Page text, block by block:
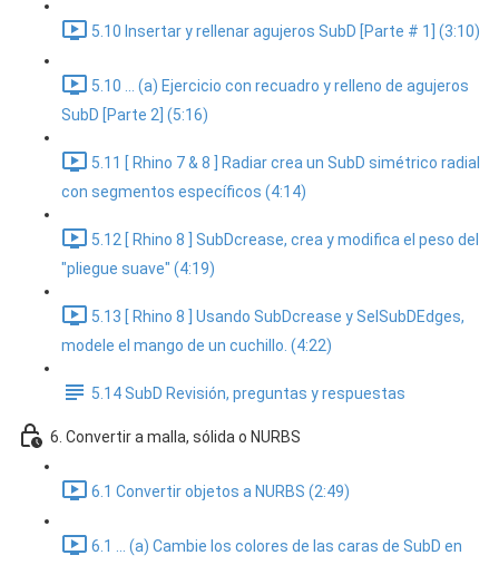
5.10 Insertar y rellenar agujeros SubD [Parte # 1] (3:10)
5.10 ... (a) Ejercicio con recuadro y relleno de agujeros
SubD [Parte 2] (5:16)
5.11 [ Rhino 7 & 8 ] Radiar crea un SubD simétrico radial
con segmentos específicos (4:14)
5.12 [ Rhino 8 ] SubDcrease, crea y modifica el peso del
"pliegue suave" (4:19)
5.13 [ Rhino 8 ] Usando SubDcrease y SelSubDEdges,
modele el mango de un cuchillo. (4:22)
5.14 SubD Revisión, preguntas y respuestas
6. Convertir a malla, sólida o NURBS
6.1 Convertir objetos a NURBS (2:49)
6.1 ... (a) Cambie los colores de las caras de SubD en